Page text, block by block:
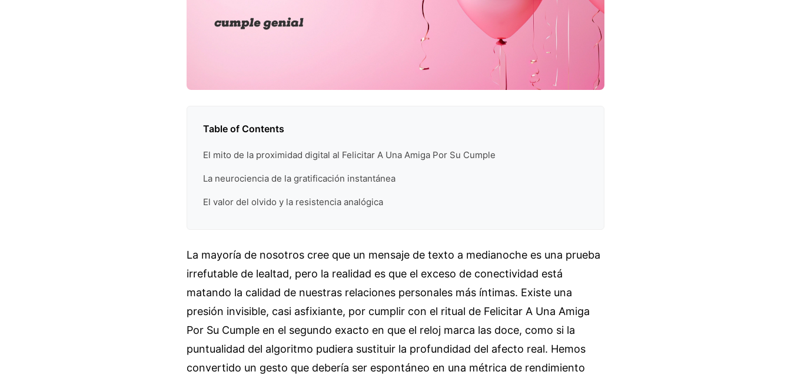
Table of Contents
El mito de la proximidad digital al Felicitar A Una Amiga Por Su Cumple
La neurociencia de la gratificación instantánea
El valor del olvido y la resistencia analógica
La mayoría de nosotros cree que un mensaje de texto a medianoche es una prueba
irrefutable de lealtad, pero la realidad es que el exceso de conectividad está
matando la calidad de nuestras relaciones personales más íntimas. Existe una
presión invisible, casi asfixiante, por cumplir con el ritual de Felicitar A Una Amiga
Por Su Cumple en el segundo exacto en que el reloj marca las doce, como si la
puntualidad del algoritmo pudiera sustituir la profundidad del afecto real. Hemos
convertido un gesto que debería ser espontáneo en una métrica de rendimiento